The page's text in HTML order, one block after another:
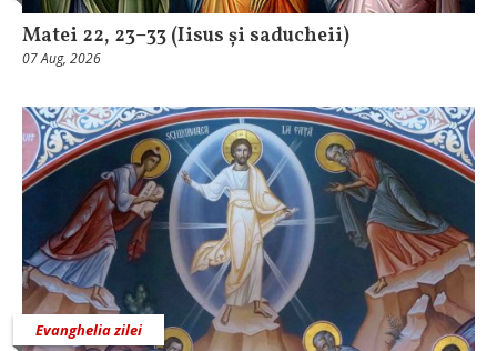
Matei 22, 23–33 (Iisus și saducheii)
07 Aug, 2026
Evanghelia zilei